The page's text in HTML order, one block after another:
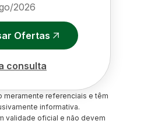
2026
Ofertas
consulta
meramente referenciais e têm
informativa.
validade oficial e não devem